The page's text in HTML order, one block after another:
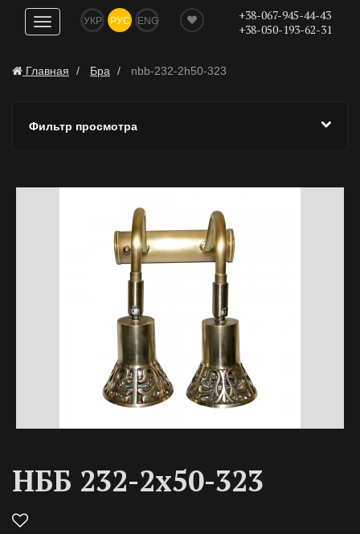
Показать
навигацию
УКР РУС ENG
+38-067-945-44-43
+38-050-193-62-31
Главная Бра nbb-232-2h50-323
Фильтр просмотра
НББ 232-2х50-323